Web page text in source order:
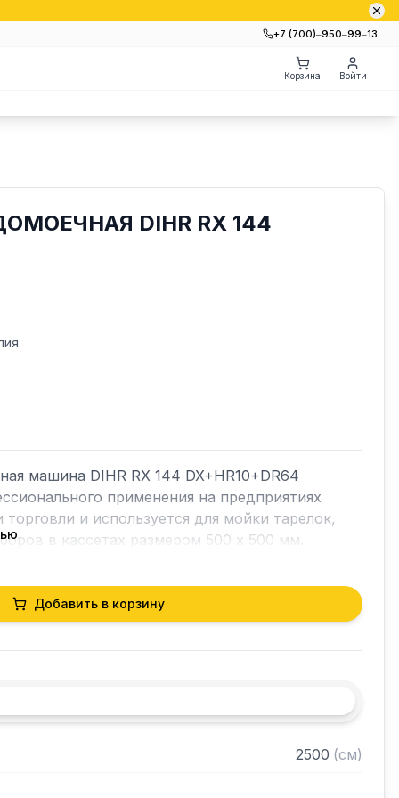
+7 (700)‒950‒99‒13
Корзина Войти
DIHR RX 144
машина DIHR RX 144 DX+HR10+DR64
применения на предприятиях
и используется для мойки тарелок,
в кассетах размером 500 х 500 мм.
налево.
понятной электромеханической
тепла (опция HR10), который позволяет
Добавить в корзину
2500 (см)